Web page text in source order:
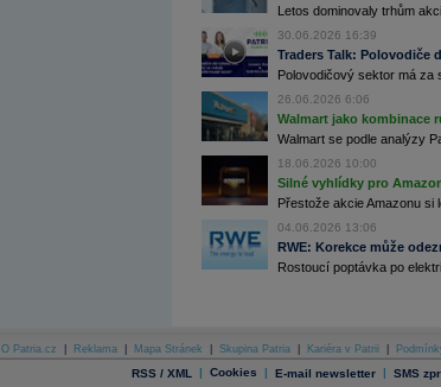
Letos dominovaly trhům
30.06.2026 16:39
Traders Talk: Polovodiče
Polovodičový sektor má za
26.06.2026 6:06
Walmart jako kombinace
Walmart se podle analýzy
18.06.2026 10:00
Silné vyhlídky pro
Přestože akcie Amazonu si
04.06.2026 13:06
RWE: Korekce může
Rostoucí poptávka po
O Patria.cz Reklama Mapa Stránek Skupina Patria Kariéra v Patrii
RSS / XML | Cookies | E-mail newsletter | SMS